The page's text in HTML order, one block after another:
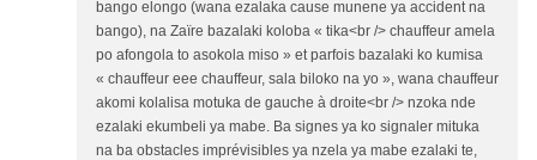
bango elongo (wana ezalaka cause munene ya accident na
bango), na Zaïre bazalaki koloba « tika<br /> chauffeur amela
po afongola to asokola miso » et parfois bazalaki ko kumisa
« chauffeur eee chauffeur, sala biloko na yo », wana chauffeur
akomi kolalisa motuka de gauche à droite<br /> nzoka nde
ezalaki ekumbeli ya mabe. Ba signes ya ko signaler mituka
na ba obstacles imprévisibles ya nzela ya mabe ezalaki te,